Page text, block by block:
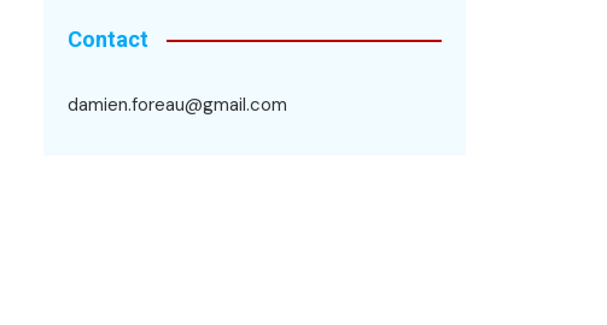
Contact
damien.foreau@gmail.com